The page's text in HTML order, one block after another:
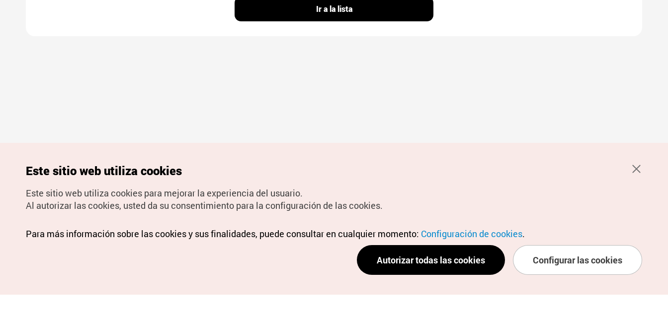
Ir a la lista
Este sitio web utiliza cookies
Este sitio web utiliza cookies para mejorar la experiencia del usuario.
Al autorizar las cookies, usted da su consentimiento para la configuración de las cookies.
Para más información sobre las cookies y sus finalidades, puede consultar en cualquier momento: Configuración de cookies.
Autorizar todas las cookies Configurar las cookies